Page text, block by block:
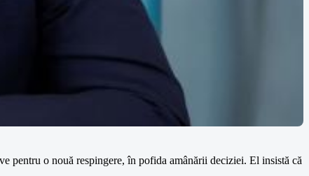
pentru o nouă respingere, în pofida amânării deciziei. El insistă că